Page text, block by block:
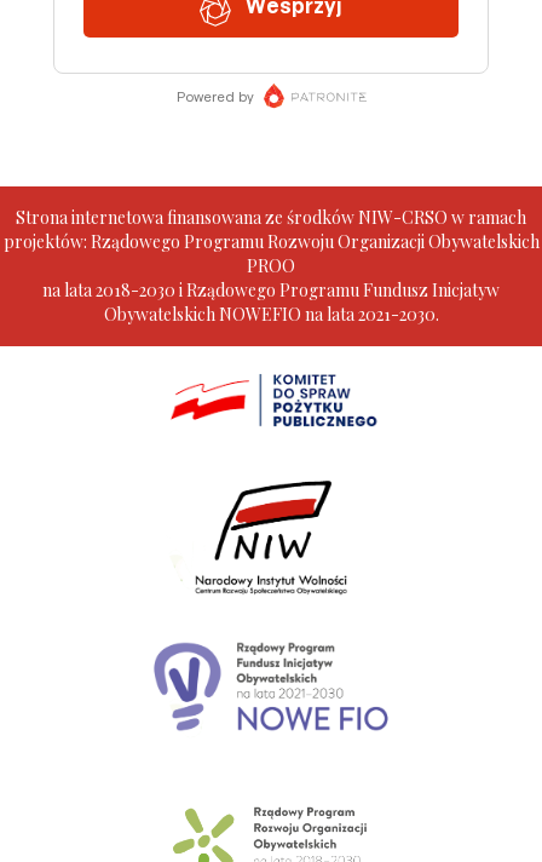
Strona internetowa finansowana ze środków NIW-CRSO w ramach
projektów: Rządowego Programu Rozwoju Organizacji Obywatelskich
PROO
na lata 2018-2030 i Rządowego Programu Fundusz Inicjatyw
Obywatelskich NOWEFIO na lata 2021-2030.